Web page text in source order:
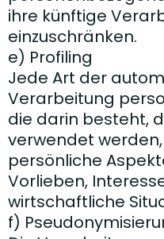
ihre künftige
einzuschränken.
e) Profiling
Jede Art der
Verarbeitung
die darin besteht,
verwendet
persönliche
Vorlieben,
wirtschaftliche
f)